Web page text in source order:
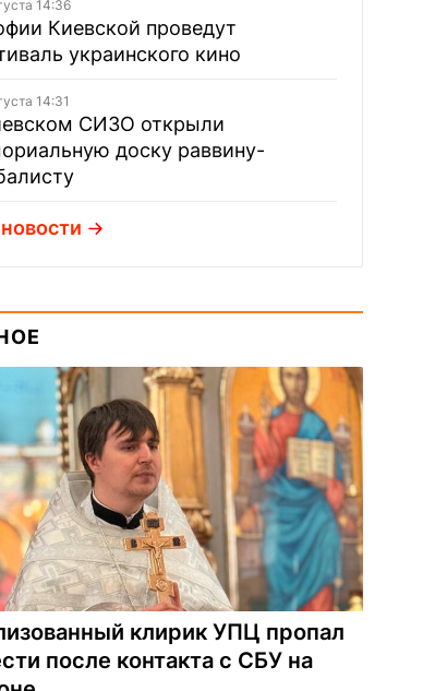
14:36
Киевской проведут
украинского кино
14:31
СИЗО открыли
доску раввину-
клирик УПЦ пропал
после контакта с СБУ на